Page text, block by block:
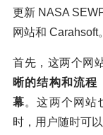
更新 NASA
网站和 Carahsoft。
首先，这两个网
晰的结构和流程
幕。这两个网站
时，用户随时可